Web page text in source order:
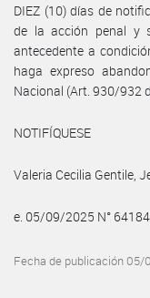
DIEZ (10) días de
de la acción penal y
antecedente a
haga expreso
Nacional (Art. 930/932
NOTIFÍQUESE
Valeria Cecilia Gentile,
e. 05/09/2025 N°
Fecha de publicación 05/